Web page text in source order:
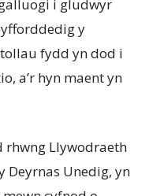
i gludwyr
y
fydd yn dod i
a’r hyn maent yn
rhwng Llywodraeth
Deyrnas Unedig, yn